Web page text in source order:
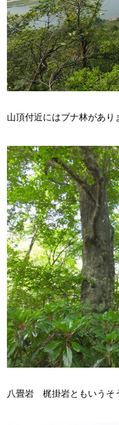
山頂付近にはブナ林があり
八畳岩 梶掛岩ともいうそ